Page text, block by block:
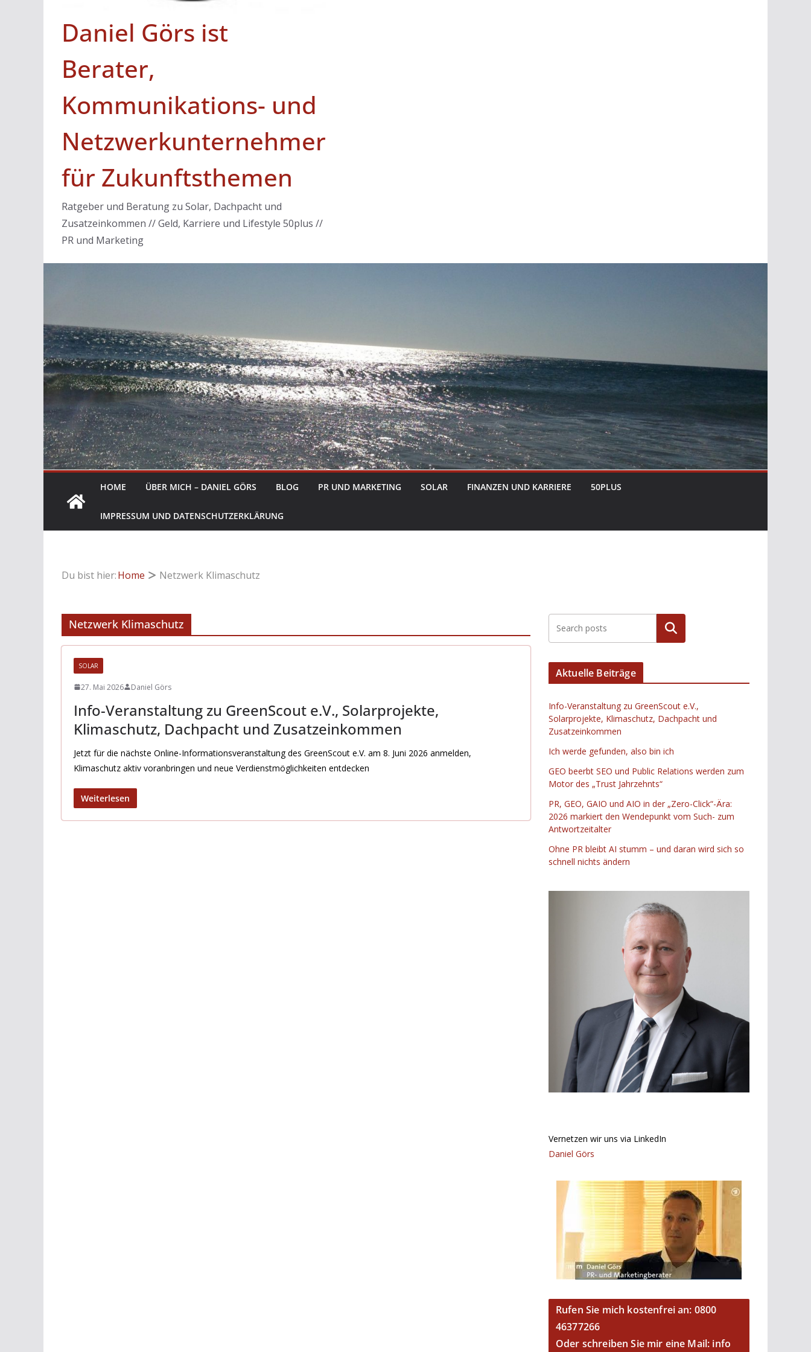
Daniel Görs ist
Berater,
Kommunikations- und
Netzwerkunternehmer
für Zukunftsthemen
Ratgeber und Beratung zu Solar, Dachpacht und
Zusatzeinkommen // Geld, Karriere und Lifestyle 50plus //
PR und Marketing
HOME ÜBER MICH – DANIEL GÖRS BLOG PR UND MARKETING SOLAR FINANZEN UND KARRIERE 50PLUS
IMPRESSUM UND DATENSCHUTZERKLÄRUNG
Du bist hier:Home Netzwerk Klimaschutz
Netzwerk Klimaschutz
SOLAR
27. Mai 2026 Daniel Görs
Info-Veranstaltung zu GreenScout e.V., Solarprojekte,
Klimaschutz, Dachpacht und Zusatzeinkommen
Jetzt für die nächste Online-Informationsveranstaltung des GreenScout e.V. am 8. Juni 2026 anmelden,
Klimaschutz aktiv voranbringen und neue Verdienstmöglichkeiten entdecken
Weiterlesen
Suchen
Aktuelle Beiträge
Info-Veranstaltung zu GreenScout e.V.,
Solarprojekte, Klimaschutz, Dachpacht und
Zusatzeinkommen
Ich werde gefunden, also bin ich
GEO beerbt SEO und Public Relations werden zum
Motor des „Trust Jahrzehnts“
PR, GEO, GAIO und AIO in der „Zero-Click“-Ära:
2026 markiert den Wendepunkt vom Such- zum
Antwortzeitalter
Ohne PR bleibt AI stumm – und daran wird sich so
schnell nichts ändern
Vernetzen wir uns via LinkedIn
Daniel Görs
Rufen Sie mich kostenfrei an: 0800
46377266
Oder schreiben Sie mir eine Mail: info